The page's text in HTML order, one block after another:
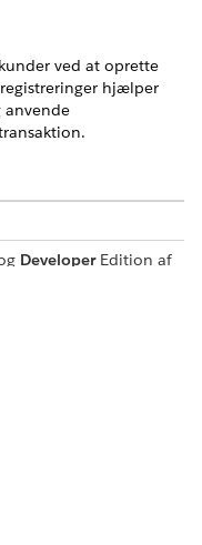
ved at oprette
hjælper
anvende
DeveloperEdition af
salgsmulighed eller